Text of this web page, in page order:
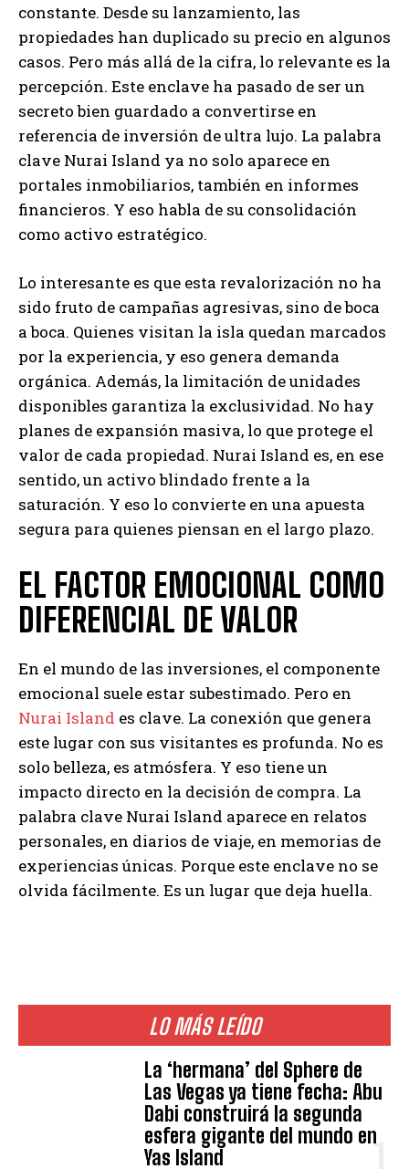
LO MÁS LEÍDO
La ‘hermana’ del Sphere de
Las Vegas ya tiene fecha: Abu
Dabi construirá la segunda
esfera gigante del mundo en
Yas Island
constante. Desde su lanzamiento, las
propiedades han duplicado su precio en algunos
casos. Pero más allá de la cifra, lo relevante es la
percepción. Este enclave ha pasado de ser un
secreto bien guardado a convertirse en
referencia de inversión de ultra lujo. La palabra
clave Nurai Island ya no solo aparece en
portales inmobiliarios, también en informes
financieros. Y eso habla de su consolidación
como activo estratégico.
Lo interesante es que esta revalorización no ha
sido fruto de campañas agresivas, sino de boca
a boca. Quienes visitan la isla quedan marcados
por la experiencia, y eso genera demanda
orgánica. Además, la limitación de unidades
disponibles garantiza la exclusividad. No hay
planes de expansión masiva, lo que protege el
valor de cada propiedad. Nurai Island es, en ese
sentido, un activo blindado frente a la
saturación. Y eso lo convierte en una apuesta
segura para quienes piensan en el largo plazo.
EL FACTOR EMOCIONAL COMO
DIFERENCIAL DE VALOR
En el mundo de las inversiones, el componente
emocional suele estar subestimado. Pero en
Nurai Island es clave. La conexión que genera
este lugar con sus visitantes es profunda. No es
solo belleza, es atmósfera. Y eso tiene un
impacto directo en la decisión de compra. La
palabra clave Nurai Island aparece en relatos
personales, en diarios de viaje, en memorias de
experiencias únicas. Porque este enclave no se
olvida fácilmente. Es un lugar que deja huella.